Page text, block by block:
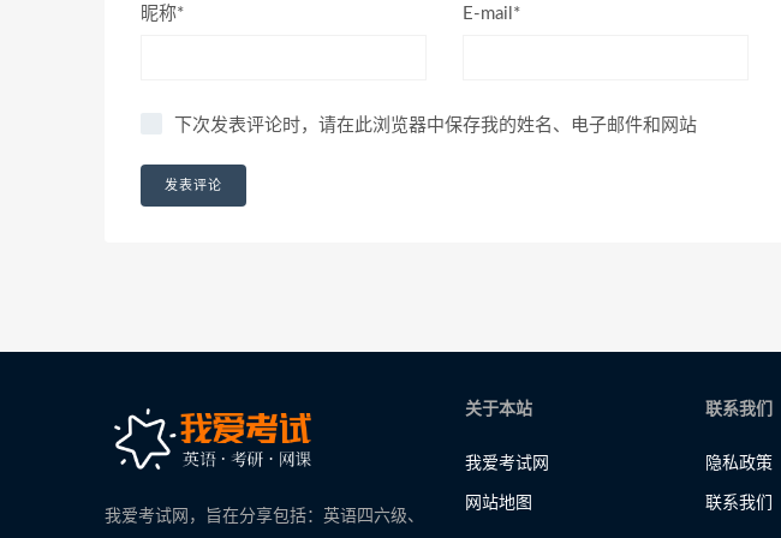
昵称* E-mail*
下次发表评论时，请在此浏览器中保存我的姓名、电子邮件和网站
我爱考试网，旨在分享包括：英语四六级、
关于本站
我爱考试网
网站地图
联系我们
隐私政策
联系我们